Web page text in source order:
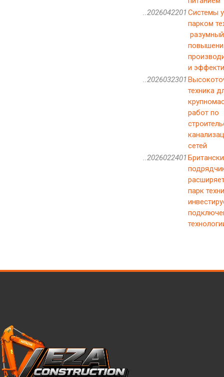
..2026042201 Системы
парком
и
..2026032301
техника
работ по
сетей
..2026022401
парк